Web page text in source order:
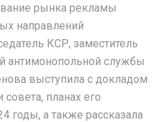
рынка рекламы
направлений
КСР, заместитель
антимонопольной службы
выступила с докладом
совета, планах его
годы, а также рассказала